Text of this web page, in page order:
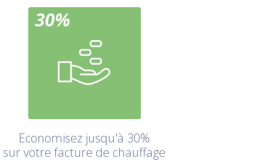
Economisez jusqu'à 30%
sur votre facture de chauffage